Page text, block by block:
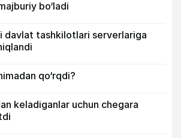
bo‘ladi
davlat tashkilotlari serverlariga
qo‘rqdi?
keladiganlar uchun chegara